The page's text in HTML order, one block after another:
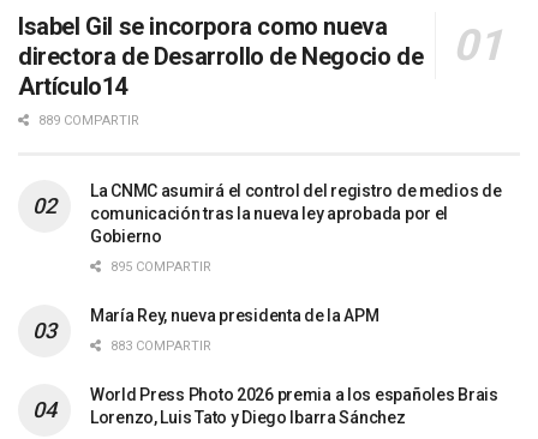
Isabel Gil se incorpora como nueva
directora de Desarrollo de Negocio de
Artículo14
889 COMPARTIR
La CNMC asumirá el control del registro de medios de
comunicación tras la nueva ley aprobada por el
Gobierno
895 COMPARTIR
María Rey, nueva presidenta de la APM
883 COMPARTIR
World Press Photo 2026 premia a los españoles Brais
Lorenzo, Luis Tato y Diego Ibarra Sánchez